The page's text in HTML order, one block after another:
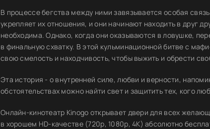
В процессе бегства между ними завязывается особая
укрепляет их отношения, и они начинают находить в друг
необходима. Однако, когда они оказываются в ловушке,
в финальную схватку. В этой кульминационной битве с
свою смелость и находчивость, чтобы выжить и обрести
Эта история - о внутренней силе, любви и верности,
обстоятельствах можно найти свет и защитить тех, кого
Онлайн-кинотеатр Kinogo открывает двери для всех
в хорошем HD-качестве (720p, 1080p, 4K) абсолютно